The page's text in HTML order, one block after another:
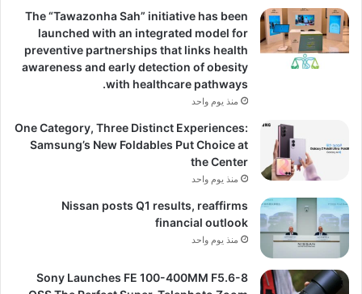
The “Tawazonha Sah” initiative has been
launched with an integrated model for
preventive partnerships that links health
awareness and early detection of obesity
with healthcare pathways.
منذ يوم واحد
One Category, Three Distinct Experiences:
Samsung’s New Foldables Put Choice at
the Center
منذ يوم واحد
Nissan posts Q1 results, reaffirms
financial outlook
منذ يوم واحد
Sony Launches FE 100-400MM F5.6-8